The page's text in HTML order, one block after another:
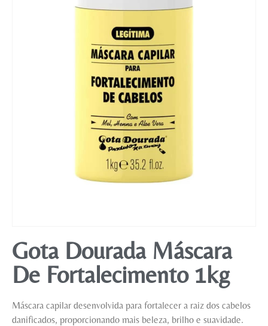
Gota Dourada Máscara
De Fortalecimento 1kg
Máscara capilar desenvolvida para fortalecer a raiz dos cabelos
danificados, proporcionando mais beleza, brilho e suavidade.